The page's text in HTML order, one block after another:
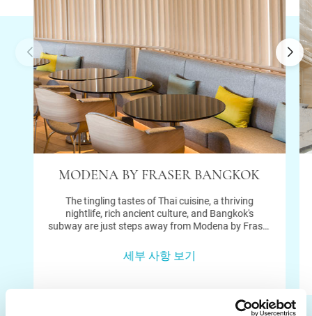
MODENA BY FRASER BANGKOK
The tingling tastes of Thai cuisine, a thriving
nightlife, rich ancient culture, and Bangkok's
subway are just steps away from Modena by Fraser
green living in Bangkok’s CBD.
세부 사항 보기